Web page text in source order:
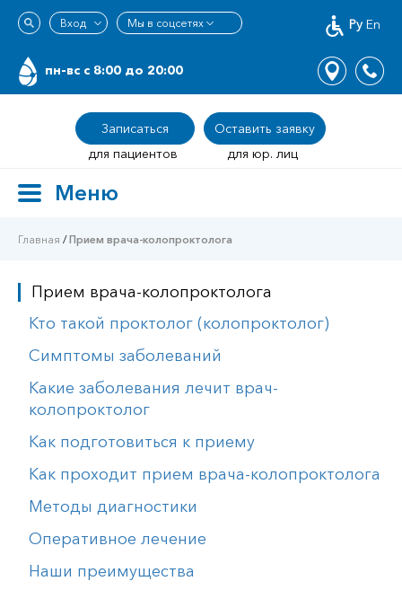
Ру En
пн-вс c 8:00 до 20:00
Записаться
Оставить заявку
для пациентов
для юр. лиц
ToggleМеню
Главная /Прием врача-колопроктолога
Прием врача-колопроктолога
Кто такой проктолог (колопроктолог)
Симптомы заболеваний
Какие заболевания лечит врач-
колопроктолог
Как подготовиться к приему
Как проходит прием врача-колопроктолога
Методы диагностики
Оперативное лечение
Наши преимущества